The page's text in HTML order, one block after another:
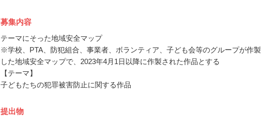
募集内容
テーマにそった地域安全マップ
※学校、PTA、防犯組合、事業者、ボランティア、子ども会等のグループが作製
した地域安全マップで、2023年4月1日以降に作製された作品とする
【テーマ】
子どもたちの犯罪被害防止に関する作品
提出物